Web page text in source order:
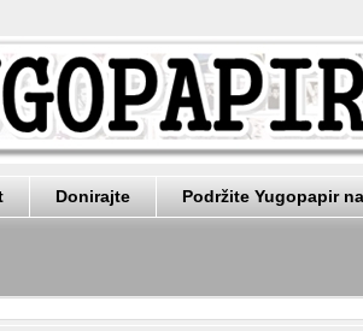
Donirajte Podržite Yugopapir